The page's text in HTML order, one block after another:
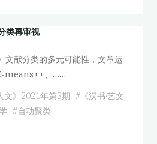
类再审视
文献分类的多元可能性，文章运
means++、……
文》2021年第3期 #《汉书·艺文
#自动聚类